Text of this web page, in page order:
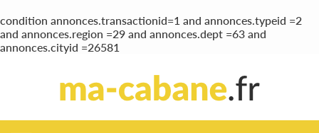
condition annonces.transactionid=1 and annonces.typeid =2
and annonces.region =29 and annonces.dept =63 and
annonces.cityid =26581